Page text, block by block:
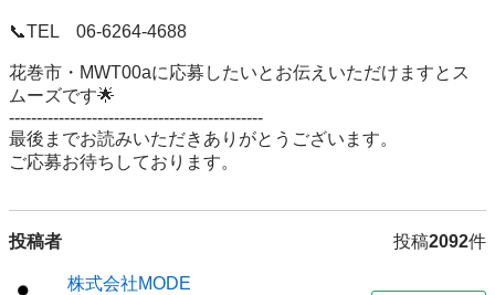
📞TEL　06-6264-4688
花巻市・MWT00aに応募したいとお伝えいただけますとス
ムーズです🌟
----------------------------------------------
最後までお読みいただきありがとうございます。
ご応募お待ちしております。
投稿者 投稿2092件
株式会社MODE